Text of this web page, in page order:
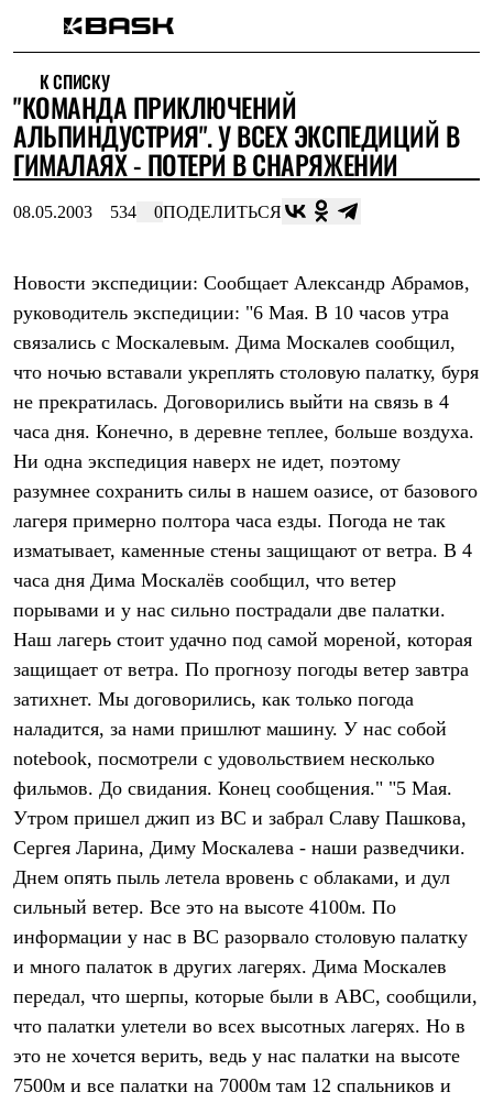
Интернет-магазин
Мужская одежда
Утепленная пухом
Куртки
Брюки
Комбинезоны
Штормовая одежда
Куртки
Софтшелл одежда
Куртки
Брюки
Флисовая одежда
Куртки
Брюки
Термобелье
Теплое термобелье
Легкое термобелье
Лёгкая одежда
Футболки
Рубашки
Толстовки
Брюки
Женская одежда
Утепленная пухом
Куртки
Жилеты
Утепленная синтетикой
Брюки
Штормовая одежда
Софтшелл одежда
Куртки
Брюки
Рубашки
Футболки
Брюки
Термобелье
К СПИСКУ
"КОМАНДА ПРИКЛЮЧЕНИЙ
АЛЬПИНДУСТРИЯ". У ВСЕХ ЭКСПЕДИЦИЙ В
ГИМАЛАЯХ - ПОТЕРИ В СНАРЯЖЕНИИ
08.05.2003 534 0ПОДЕЛИТЬСЯ
Новости экспедиции: Сообщает Александр Абрамов,
руководитель экспедиции: "6 Мая. В 10 часов утра
связались с Москалевым. Дима Москалев сообщил,
что ночью вставали укреплять столовую палатку, буря
не прекратилась. Договорились выйти на связь в 4
часа дня. Конечно, в деревне теплее, больше воздуха.
Ни одна экспедиция наверх не идет, поэтому
разумнее сохранить силы в нашем оазисе, от базового
лагеря примерно полтора часа езды. Погода не так
изматывает, каменные стены защищают от ветра. В 4
часа дня Дима Москалёв сообщил, что ветер
порывами и у нас сильно пострадали две палатки.
Наш лагерь стоит удачно под самой мореной, которая
защищает от ветра. По прогнозу погоды ветер завтра
затихнет. Мы договорились, как только погода
наладится, за нами пришлют машину. У нас собой
notebook, посмотрели с удовольствием несколько
фильмов. До свидания. Конец сообщения." "5 Мая.
Утром пришел джип из ВС и забрал Славу Пашкова,
Сергея Ларина, Диму Москалева - наши разведчики.
Днем опять пыль летела вровень с облаками, и дул
сильный ветер. Все это на высоте 4100м. По
информации у нас в ВС разорвало столовую палатку
и много палаток в других лагерях. Дима Москалев
передал, что шерпы, которые были в АВС, сообщили,
что палатки улетели во всех высотных лагерях. Но в
это не хочется верить, ведь у нас палатки на высоте
7500м и все палатки на 7000м там 12 спальников и